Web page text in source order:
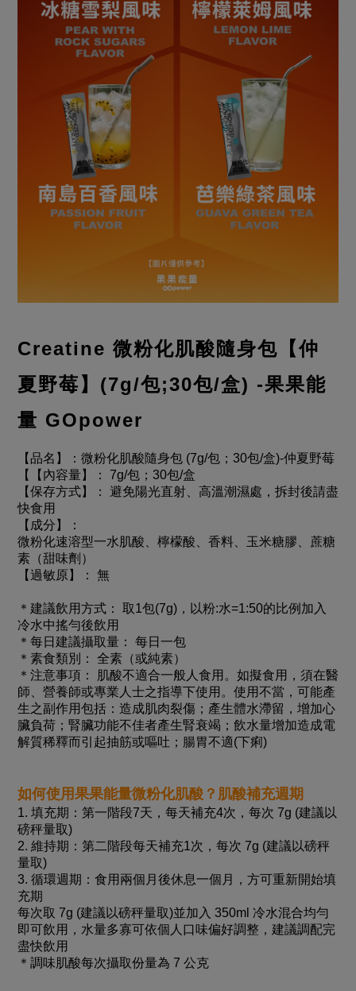
Creatine 微粉化肌酸隨身包【仲
夏野莓】(7g/包;30包/盒) -果果能
量 GOpower
【品名】：微粉化肌酸隨身包 (7g/包；30包/盒)-仲夏野莓
【【內容量】： 7g/包；30包/盒
【保存方式】： 避免陽光直射、高溫潮濕處，拆封後請盡
快食用
【成分】：
微粉化速溶型一水肌酸、檸檬酸、香料、玉米糖膠、蔗糖
素（甜味劑）
【過敏原】： 無
＊建議飲用方式： 取1包(7g)，以粉:水=1:50的比例加入
冷水中搖勻後飲用
＊每日建議攝取量： 每日一包
＊素食類別： 全素（或純素）
＊注意事項： 肌酸不適合一般人食用。如擬食用，須在醫
師、營養師或專業人士之指導下使用。使用不當，可能產
生之副作用包括：造成肌肉裂傷；產生體水滯留，增加心
臟負荷；腎臟功能不佳者產生腎衰竭；飲水量增加造成電
解質稀釋而引起抽筋或嘔吐；腸胃不適(下痢)
如何使用果果能量微粉化肌酸？肌酸補充週期
1. 填充期：第一階段7天，每天補充4次，每次 7g (建議以
磅秤量取)
2. 維持期：第二階段每天補充1次，每次 7g (建議以磅秤
量取)
3. 循環週期：食用兩個月後休息一個月，方可重新開始填
充期
每次取 7g (建議以磅秤量取)並加入 350ml 冷水混合均勻
即可飲用，水量多寡可依個人口味偏好調整，建議調配完
盡快飲用
＊調味肌酸每次攝取份量為 7 公克